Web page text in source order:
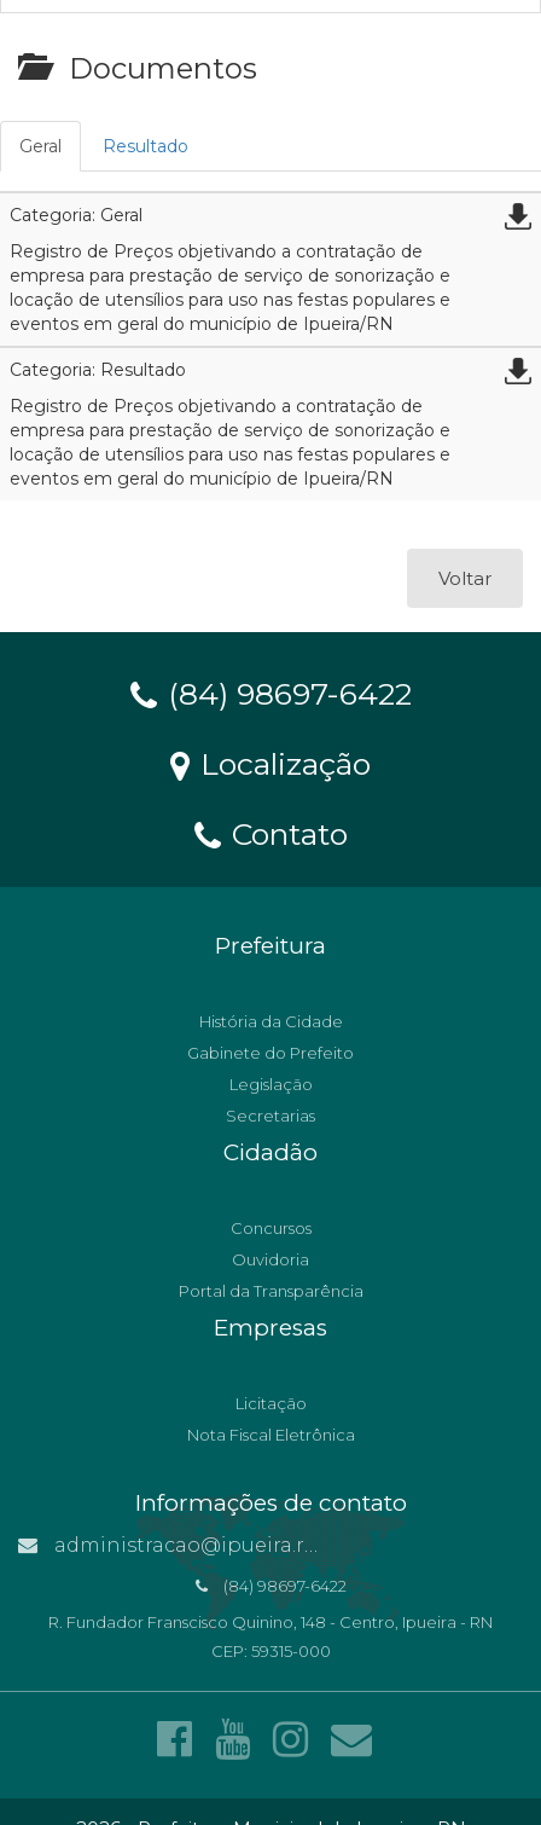
Documentos
Geral Resultado
Categoria: Geral
Registro de Preços objetivando a contratação de
empresa para prestação de serviço de sonorização e
locação de utensílios para uso nas festas populares e
eventos em geral do município de Ipueira/RN
Categoria: Resultado
Registro de Preços objetivando a contratação de
empresa para prestação de serviço de sonorização e
locação de utensílios para uso nas festas populares e
eventos em geral do município de Ipueira/RN
Voltar
(84) 98697-6422
Localização
Contato
Prefeitura
História da Cidade
Gabinete do Prefeito
Legislação
Secretarias
Cidadão
Concursos
Ouvidoria
Portal da Transparência
Empresas
Licitação
Nota Fiscal Eletrônica
Informações de contato
administracao@ipueira.rn.gov.br
(84) 98697-6422
R. Fundador Franscisco Quinino, 148 - Centro, Ipueira - RN
CEP: 59315-000